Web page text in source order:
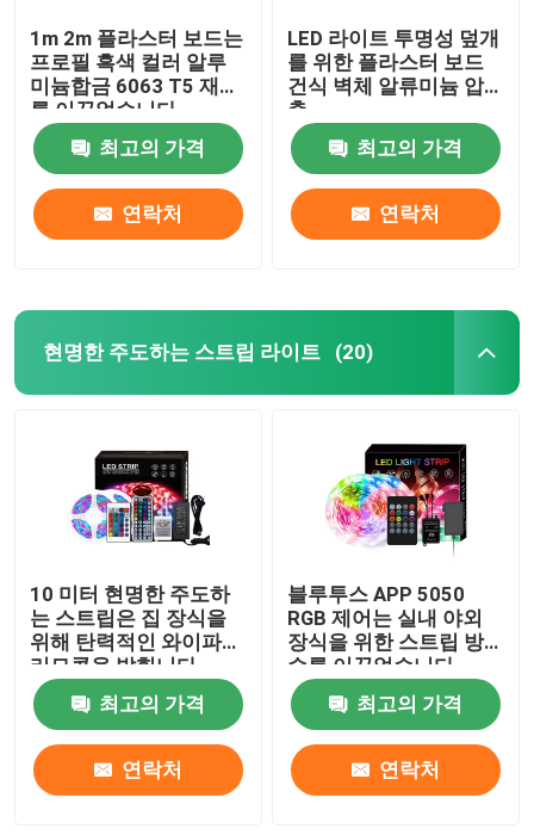
1m 2m 플라스터 보드는
프로필 흑색 컬러 알루
미늄합금 6063 T5 재료
를 이끌었습니다
최고의 가격
연락처
LED 라이트 투명성 덮개
를 위한 플라스터 보드
건식 벽체 알류미늄 압
출
최고의 가격
연락처
현명한 주도하는 스트립 라이트 (20)
10 미터 현명한 주도하
는 스트립은 집 장식을
위해 탄력적인 와이파이
리모콘을 밝힙니다
최고의 가격
연락처
블루투스 APP 5050
RGB 제어는 실내 야외
장식을 위한 스트립 방
수를 이끌었습니다
최고의 가격
연락처